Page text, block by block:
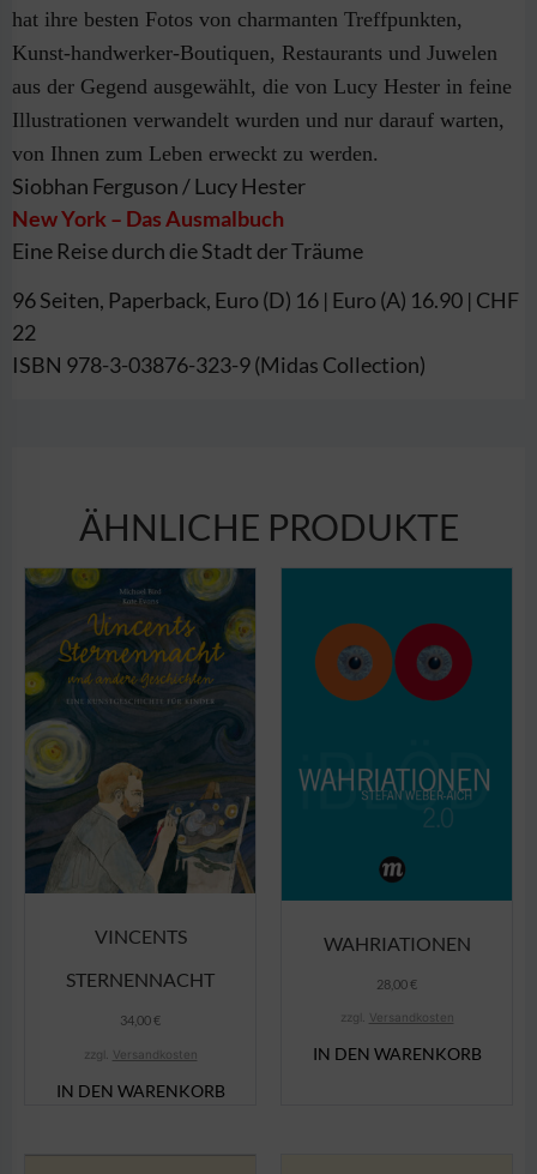
hat ihre besten Fotos von charmanten Treffpunkten,
Kunst-handwerker-Boutiquen, Restaurants und Juwelen
aus der Gegend ausgewählt, die von Lucy Hester in feine
Illustrationen verwandelt wurden und nur darauf warten,
von Ihnen zum Leben erweckt zu werden.
Siobhan Ferguson / Lucy Hester
New York – Das Ausmalbuch
Eine Reise durch die Stadt der Träume
96 Seiten, Paperback, Euro (D) 16 | Euro (A) 16.90 | CHF
22
ISBN 978-3-03876-323-9 (Midas Collection)
ÄHNLICHE PRODUKTE
VINCENTS
STERNENNACHT
34,00€
zzgl. Versandkosten
IN DEN WARENKORB
WAHRIATIONEN
28,00€
zzgl. Versandkosten
IN DEN WARENKORB